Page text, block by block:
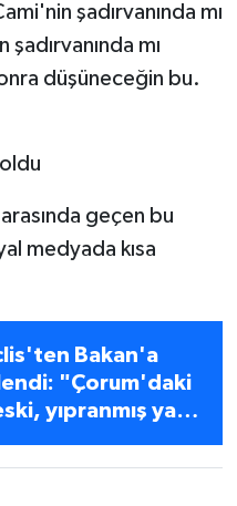
şadırvanında mı
mı
düşüneceğin bu.
geçen bu
medyada kısa
Bakan'a
"Çorum'daki
yıpranmış yapı